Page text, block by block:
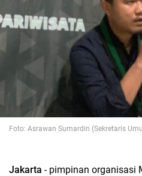
Foto: Asrawan Sumardin (Sekretaris
Jakarta - pimpinan organisasi